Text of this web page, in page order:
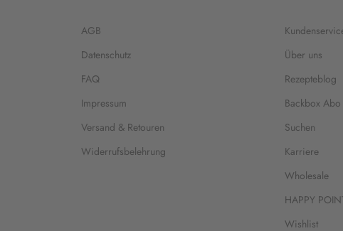
AGB
Datenschutz
FAQ
Impressum
Versand & Retouren
Widerrufsbelehrung
Über uns
Rezepteblog
Backbox
Suchen
Karriere
Wholesale
HAPPY
Wishlist